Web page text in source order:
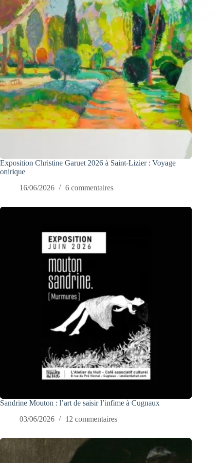
Exposition Christine Garuet 2026 à Saint-Lizier : Voyage
onirique
16/06/2026
6 commentaires
Sandrine Mouton : l’art de saisir l’infime à Cugnaux
03/06/2026
12 commentaires